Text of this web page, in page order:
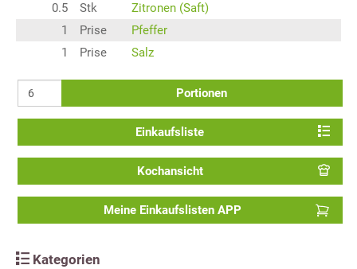
0.5
Stk
Zitronen (Saft)
1
Prise
Pfeffer
1
Prise Salz
Portionen
Einkaufsliste
Kochansicht
Meine Einkaufslisten APP
Kategorien